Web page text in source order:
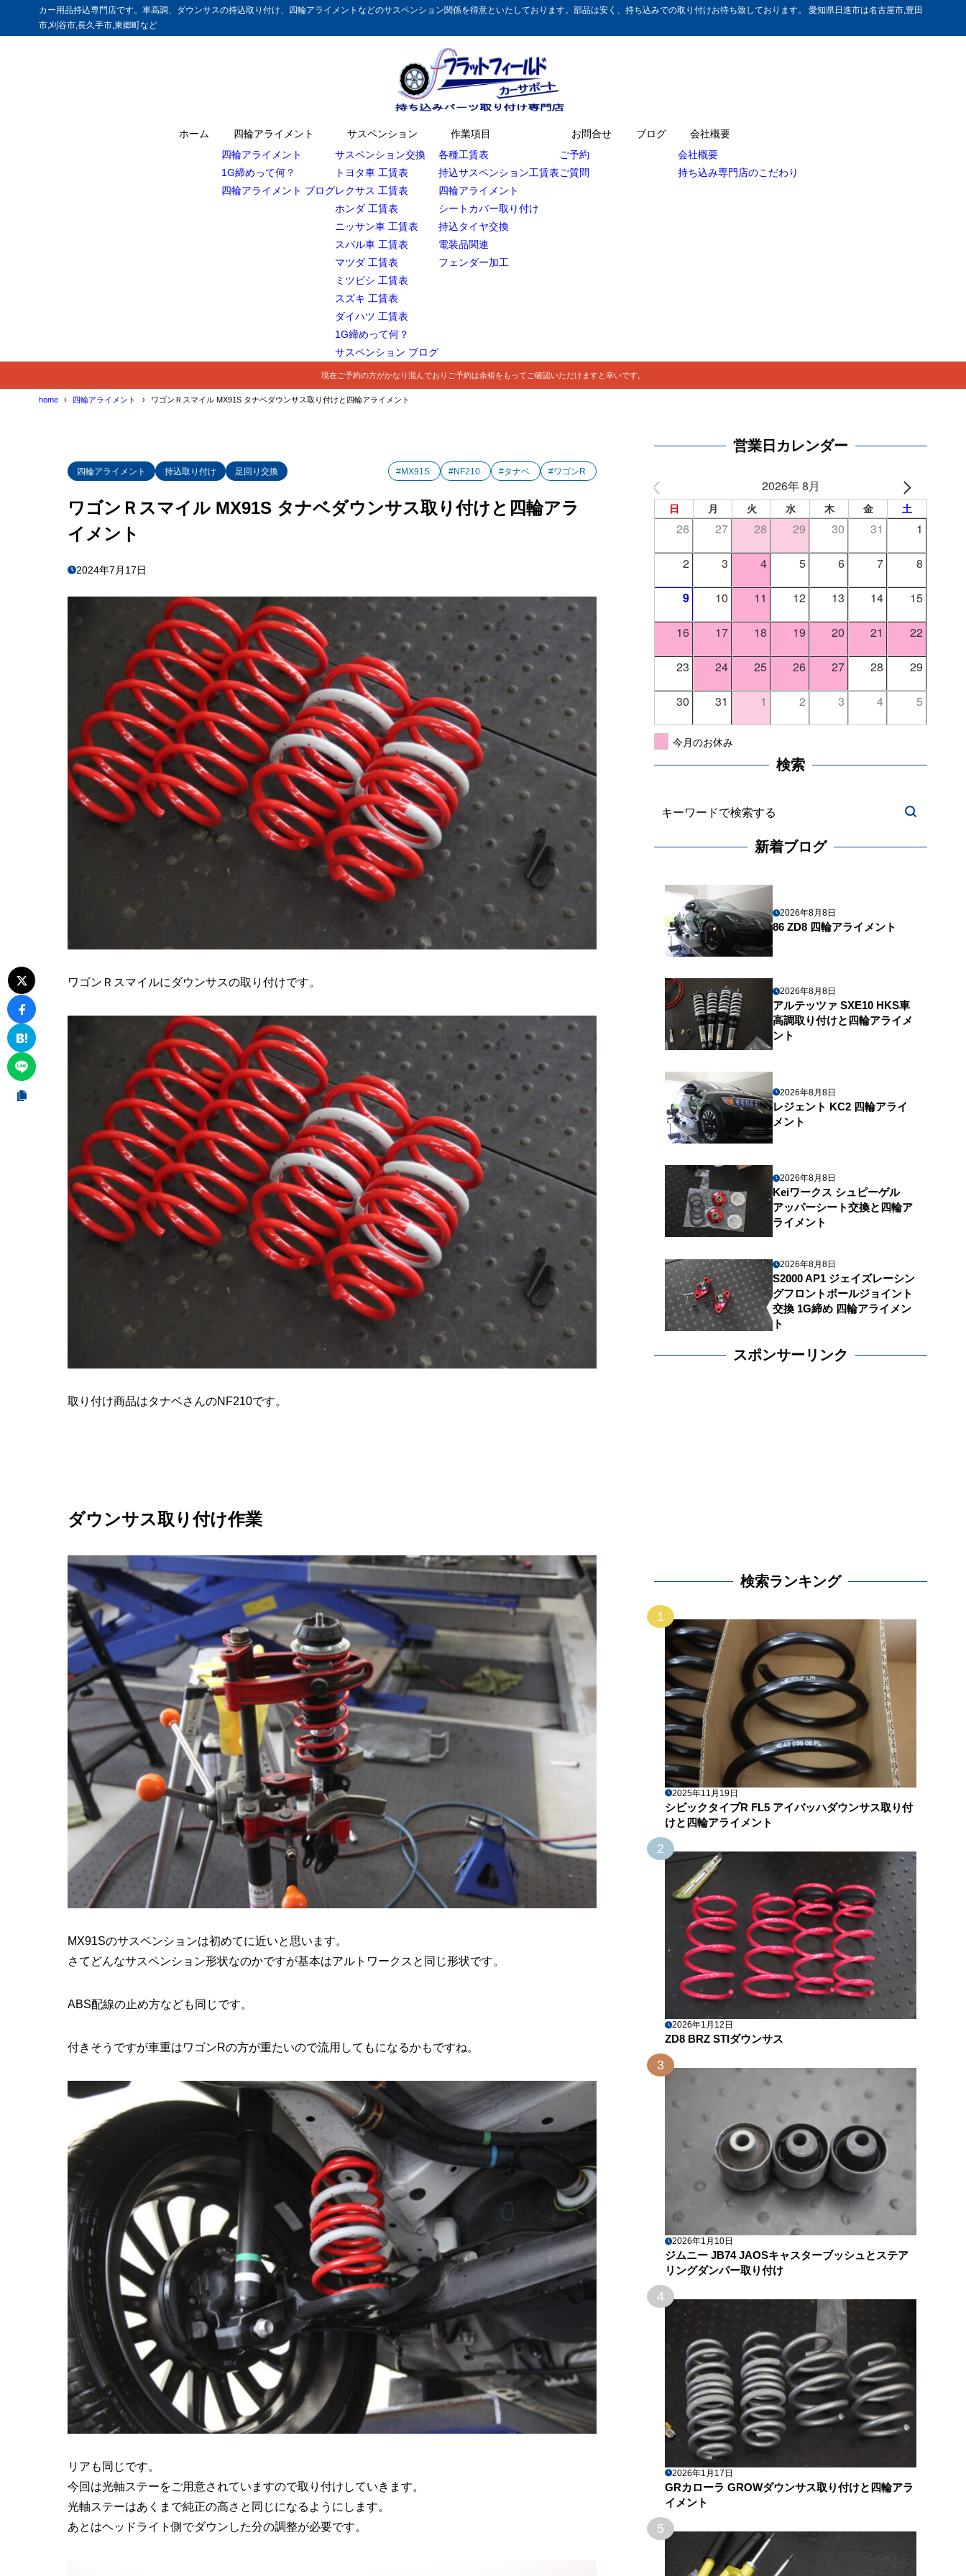
カー用品持込専門店です。車高調、ダウンサスの持込取り付け、四輪アライメントなどのサスペンション関係を得意といたしております。部品は安く、持ち込みでの取り付けお待ち致しております。 愛知県日進市は名古屋市,豊田
市,刈谷市,長久手市,東郷町など
ホーム
四輪アライメント
四輪アライメント
1G締めって何？
四輪アライメント ブログ
サスペンション
サスペンション交換
トヨタ車 工賃表
レクサス 工賃表
ホンダ 工賃表
ニッサン車 工賃表
スバル車 工賃表
マツダ 工賃表
ミツビシ 工賃表
スズキ 工賃表
ダイハツ 工賃表
1G締めって何？
サスペンション ブログ
作業項目
各種工賃表
持込サスペンション工賃表
四輪アライメント
シートカバー取り付け
持込タイヤ交換
電装品関連
フェンダー加工
お問合せ
ご予約
ご質問
ブログ
会社概要
会社概要
持ち込み専門店のこだわり
現在ご予約の方がかなり混んでおりご予約は余裕をもってご確認いただけますと幸いです。
home 四輪アライメント ワゴンＲスマイル MX91S タナベダウンサス取り付けと四輪アライメント
四輪アライメント 持込取り付け 足回り交換 #MX91S #NF210 #タナベ #ワゴンR
ワゴンＲスマイル MX91S タナベダウンサス取り付けと四輪アラ
イメント
2024年7月17日
ワゴンＲスマイルにダウンサスの取り付けです。
取り付け商品はタナベさんのNF210です。
ダウンサス取り付け作業
MX91Sのサスペンションは初めてに近いと思います。
さてどんなサスペンション形状なのかですが基本はアルトワークスと同じ形状です。
ABS配線の止め方なども同じです。
付きそうですが車重はワゴンRの方が重たいので流用してもになるかもですね。
リアも同じです。
今回は光軸ステーをご用意されていますので取り付けしていきます。
光軸ステーはあくまで純正の高さと同じになるようにします。
あとはヘッドライト側でダウンした分の調整が必要です。
営業日カレンダー
2026年 8月
日 月 火 水 木 金 土
26 27 28 29 30 31 1
2 3 4 5 6 7 8
9 10 11 12 13 14 15
16 17 18 19 20 21 22
23 24 25 26 27 28 29
30 31 1 2 3 4 5
今月のお休み
検索
新着ブログ
2026年8月8日
86 ZD8 四輪アライメント
2026年8月8日
アルテッツァ SXE10 HKS車
高調取り付けと四輪アライメ
ント
2026年8月8日
レジェント KC2 四輪アライ
メント
2026年8月8日
Keiワークス シュピーゲル
アッパーシート交換と四輪ア
ライメント
2026年8月8日
S2000 AP1 ジェイズレーシン
グフロントボールジョイント
交換 1G締め 四輪アライメン
ト
スポンサーリンク
検索ランキング
1
2025年11月19日
シビックタイプR FL5 アイバッハダウンサス取り付
けと四輪アライメント
2
2026年1月12日
ZD8 BRZ STIダウンサス
3
2026年1月10日
ジムニー JB74 JAOSキャスターブッシュとステア
リングダンパー取り付け
4
2026年1月17日
GRカローラ GROWダウンサス取り付けと四輪アラ
イメント
5